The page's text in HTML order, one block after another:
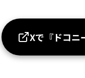
Xで『ドコニ